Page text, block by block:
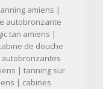
amiens |
autobronzante
tan amiens |
de douche
| tanning sur
| cabines